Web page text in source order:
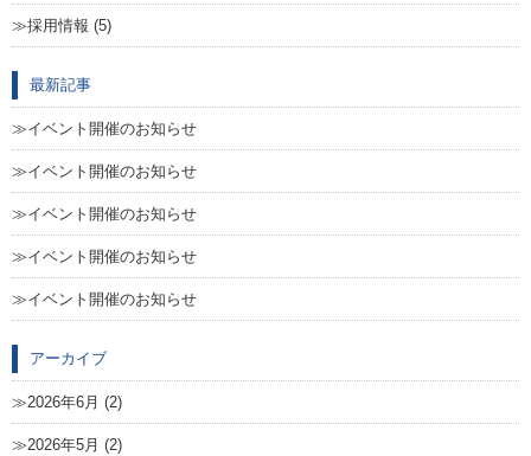
採用情報 (5)
最新記事
イベント開催のお知らせ
イベント開催のお知らせ
イベント開催のお知らせ
イベント開催のお知らせ
イベント開催のお知らせ
アーカイブ
2026年6月 (2)
2026年5月 (2)